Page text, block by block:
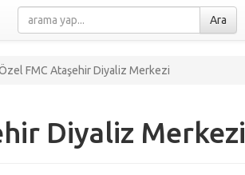
Ara
FMC Ataşehir Diyaliz Merkezi
Diyaliz Merkezi